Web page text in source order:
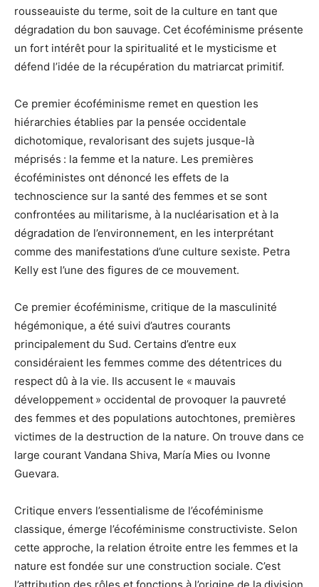
rousseauiste du terme, soit de la culture en tant que
dégradation du bon sauvage. Cet écoféminisme présente
un fort intérêt pour la spiritualité et le mysticisme et
défend l’idée de la récupération du matriarcat primitif.
Ce premier écoféminisme remet en question les
hiérarchies établies par la pensée occidentale
dichotomique, revalorisant des sujets jusque-là
méprisés : la femme et la nature. Les premières
écoféministes ont dénoncé les effets de la
technoscience sur la santé des femmes et se sont
confrontées au militarisme, à la nucléarisation et à la
dégradation de l’environnement, en les interprétant
comme des manifestations d’une culture sexiste. Petra
Kelly est l’une des figures de ce mouvement.
Ce premier écoféminisme, critique de la masculinité
hégémonique, a été suivi d’autres courants
principalement du Sud. Certains d’entre eux
considéraient les femmes comme des détentrices du
respect dû à la vie. Ils accusent le « mauvais
développement » occidental de provoquer la pauvreté
des femmes et des populations autochtones, premières
victimes de la destruction de la nature. On trouve dans ce
large courant Vandana Shiva, María Mies ou Ivonne
Guevara.
Critique envers l’essentialisme de l’écoféminisme
classique, émerge l’écoféminisme constructiviste. Selon
cette approche, la relation étroite entre les femmes et la
nature est fondée sur une construction sociale. C’est